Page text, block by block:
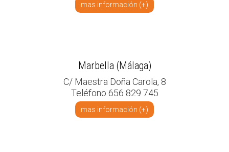
mas información (+)
Marbella (Málaga)
C/ Maestra Doña Carola, 8
Teléfono 656 829 745
mas información (+)